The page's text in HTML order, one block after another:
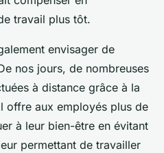
travail plus tôt.
envisager de
nos jours, de nombreuses
à distance grâce à la
offre aux employés plus de
à leur bien-être en évitant
permettant de travailler